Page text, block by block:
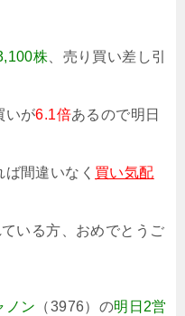
株 、売り買い差し引
いが6.1倍あるので明日
間違いなく 買い気配
いる方、おめでとうご
ノン （3976）の明日2営